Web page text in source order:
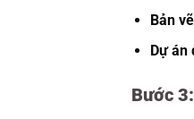
Bản
Dự án
Bước